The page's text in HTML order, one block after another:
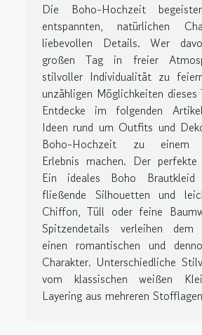
Die Boho-Hochzeit
entspannten, natürlichen
liebevollen Details. Wer
großen Tag in freier
stilvoller Individualität zu
unzähligen Möglichkeiten dieses
Entdecke im folgenden
Ideen rund um Outfits und
Boho-Hochzeit zu einem
Erlebnis machen. Der
Ein ideales Boho
fließende Silhouetten und
Chiffon, Tüll oder feine
Spitzendetails verleihen
einen romantischen und
Charakter. Unterschiedliche
vom klassischen weißen
Layering aus mehreren